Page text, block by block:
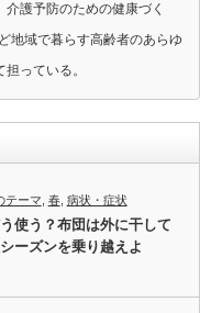
護予防のための健康づく
地域で暮らす高齢者のあらゆ
っている。
テーマ 春, 病状・症状
使う？布団は外に干して
ーズンを乗り越えよ